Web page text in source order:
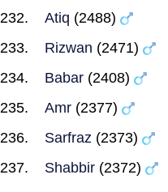
Atiq (2488)
Rizwan (2471)
Babar (2408)
Amr (2377)
Sarfraz (2373)
Shabbir (2372)